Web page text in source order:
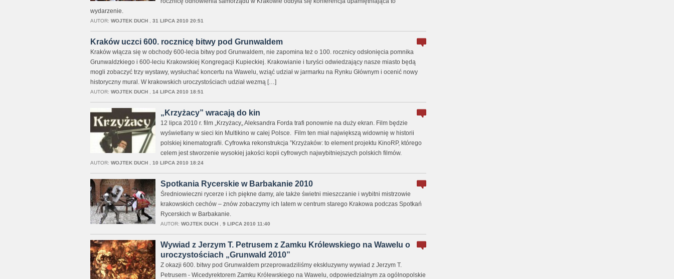
wydarzenie.
AUTOR: WOJTEK DUCH, 31 LIPCA 2010 20:51
Kraków uczci 600. rocznicę bitwy pod Grunwaldem
Kraków włącza się w obchody 600-lecia bitwy pod Grunwaldem, nie zapomina też o 100. rocznicy odsłonięcia pomnika
Grunwaldzkiego i 600-leciu Krakowskiej Kongregacji Kupieckiej. Krakowianie i turyści odwiedzający nasze miasto będą
mogli zobaczyć trzy wystawy, wysłuchać koncertu na Wawelu, wziąć udział w jarmarku na Rynku Głównym i ocenić nowy
historyczny mural. W krakowskich uroczystościach udział wezmą […]
AUTOR: WOJTEK DUCH, 14 LIPCA 2010 18:51
„Krzyżacy” wracają do kin
12 lipca 2010 r. film „Krzyżacy„ Aleksandra Forda trafi ponownie na duży ekran. Film będzie
wyświetlany w sieci kin Multikino w całej Polsce. Film ten miał największą widownię w historii
polskiej kinematografii. Cyfrowka rekonstrukcja ”Krzyżaków: to element projektu KinoRP, którego
celem jest stworzenie wysokiej jakości kopii cyfrowych najwybitniejszych polskich filmów.
AUTOR: WOJTEK DUCH, 10 LIPCA 2010 18:24
Spotkania Rycerskie w Barbakanie 2010
Średniowieczni rycerze i ich piękne damy, ale także świetni mieszczanie i wybitni mistrzowie
krakowskich cechów – znów zobaczymy ich latem w centrum starego Krakowa podczas Spotkań
Rycerskich w Barbakanie.
AUTOR: WOJTEK DUCH, 9 LIPCA 2010 11:40
Wywiad z Jerzym T. Petrusem z Zamku Królewskiego na Wawelu o
uroczystościach „Grunwald 2010”
Z okazji 600. bitwy pod Grunwaldem przeprowadziliśmy ekskluzywny wywiad z Jerzym T.
Petrusem - Wicedyrektorem Zamku Królewskiego na Wawelu, odpowiedzialnym za ogólnopolskie